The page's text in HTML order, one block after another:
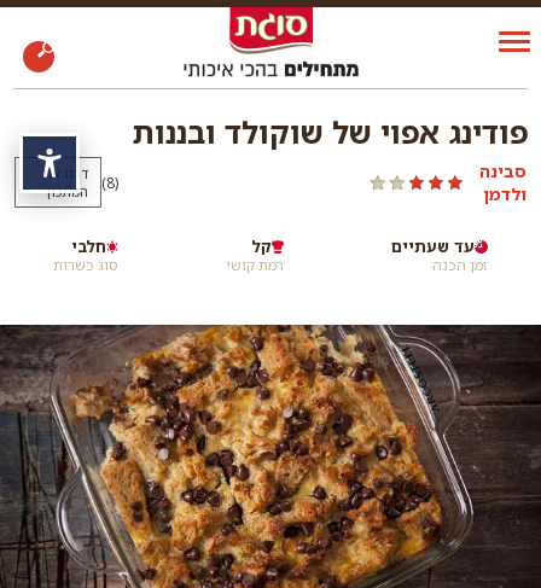
פודינג אפוי של שוקולד ובננות
סבינה
ולדמן
(8
)
דרגו את
המתכון
זמן הכנה
עד שעתיים
רמת קושי
קל
סוג כשרות
חלבי